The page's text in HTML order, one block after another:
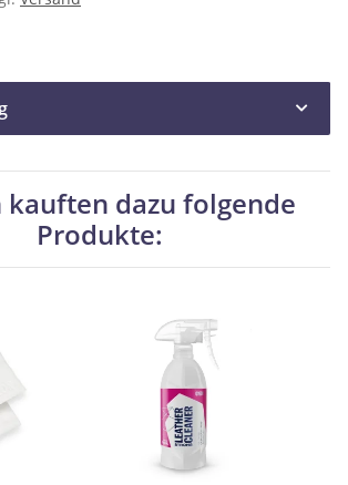
kauften dazu folgende
Produkte: